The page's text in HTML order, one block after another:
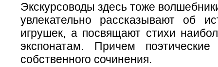
Экскурсоводы здесь тоже
увлекательно рассказывают об
игрушек, а посвящают стихи
экспонатам. Причем
собственного сочинения.